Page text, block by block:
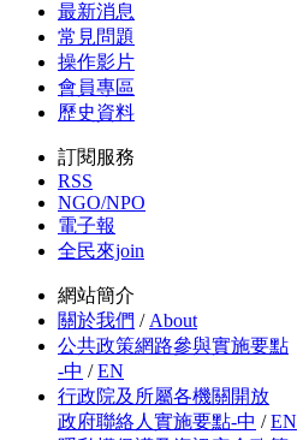
最新消息
常見問題
操作影片
會員專區
歷史資料
訂閱服務
RSS
NGO/NPO
電子報
全民來join
網站簡介
關於我們 /About
公共政策網路參與實施要點
-中 /EN
行政院及所屬各機關開放
政府聯絡人實施要點-中 /EN